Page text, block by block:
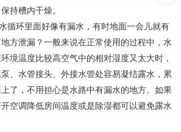
持槽内干燥。
循环里面好像有漏水，有时地面一会儿就有
方泄漏？一般来说在正常使用的过程中，水
境温度比较高空气中的相对湿度又太大时，
、水管接头、外接水管处容易凝结露水，累
了，不用担心是水路中有漏水的地方。如果
空调降低房间温度或是除湿都可以避免露水